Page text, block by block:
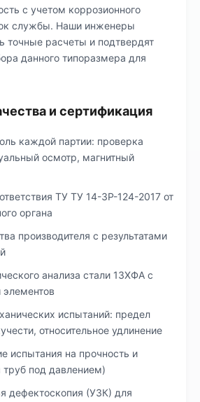
с учетом коррозионного
службы. Наши инженеры
точные расчеты и подтвердят
данного типоразмера для
и сертификация
каждой партии: проверка
осмотр, магнитный
ТУ ТУ 14-3Р-124-2017 от
органа
производителя с результатами
анализа стали 13ХФА с
испытаний: предел
относительное удлинение
испытания на прочность и
труб под давлением)
дефектоскопия (УЗК) для